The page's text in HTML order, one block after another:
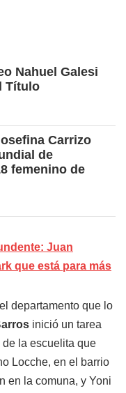
Nahuel Galesi
Título
Carrizo
de
femenino de
Juan
que está para más
departamento que lo
inició un tarea
la escuelita que
Locche, en el barrio
en la comuna, y Yoni